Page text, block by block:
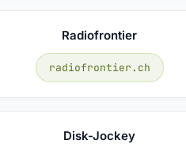
Radiofrontier
radiofrontier.ch
Disk-Jockey